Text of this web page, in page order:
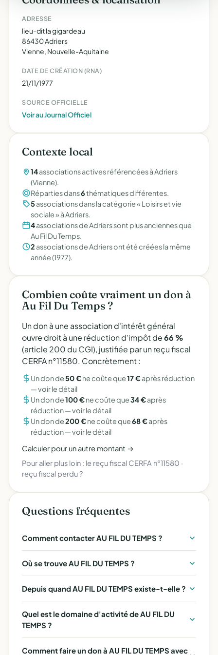
ADRESSE
lieu-dit la gigardeau
86430 Adriers
Vienne, Nouvelle-Aquitaine
DATE DE CRÉATION (RNA)
21/11/1977
SOURCE OFFICIELLE
Voir au Journal Officiel
Contexte local
14associations actives référencées à Adriers
(Vienne).
Réparties dans6thématiques différentes.
5associations dans la catégorie « Loisirs et vie
sociale » à Adriers.
4associations de Adriers sont plus anciennes que
Au Fil Du Temps.
2 associations de Adriers ont été créées la même
année (1977).
Combien coûte vraiment un don à
Au Fil Du Temps ?
Un don à une association d'intérêt général
ouvre droit à une réduction d'impôt de66 %
(article 200 du CGI), justifiée par un reçu fiscal
CERFA n°11580. Concrètement :
Un don de50 €ne coûte que17 €après réduction
—voir le détail
Un don de100 €ne coûte que34 €après
réduction —voir le détail
Un don de200 €ne coûte que68 €après
réduction —voir le détail
Calculer pour un autre montant →
Pour aller plus loin : le reçu fiscal CERFA n°11580 ·
reçu fiscal perdu ?
Questions fréquentes
Comment contacter AU FIL DU TEMPS ?
Où se trouve AU FIL DU TEMPS ?
Depuis quand AU FIL DU TEMPS existe-t-elle ?
Quel est le domaine d'activité de AU FIL DU
TEMPS ?
Comment faire un don à AU FIL DU TEMPS avec